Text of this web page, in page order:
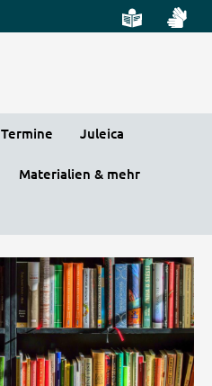
Preheader
Leichte
Sprache
Termine Juleica
Materialien & mehr